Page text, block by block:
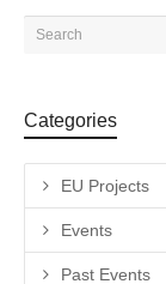
Categories
EU Projects
Events
Past Events